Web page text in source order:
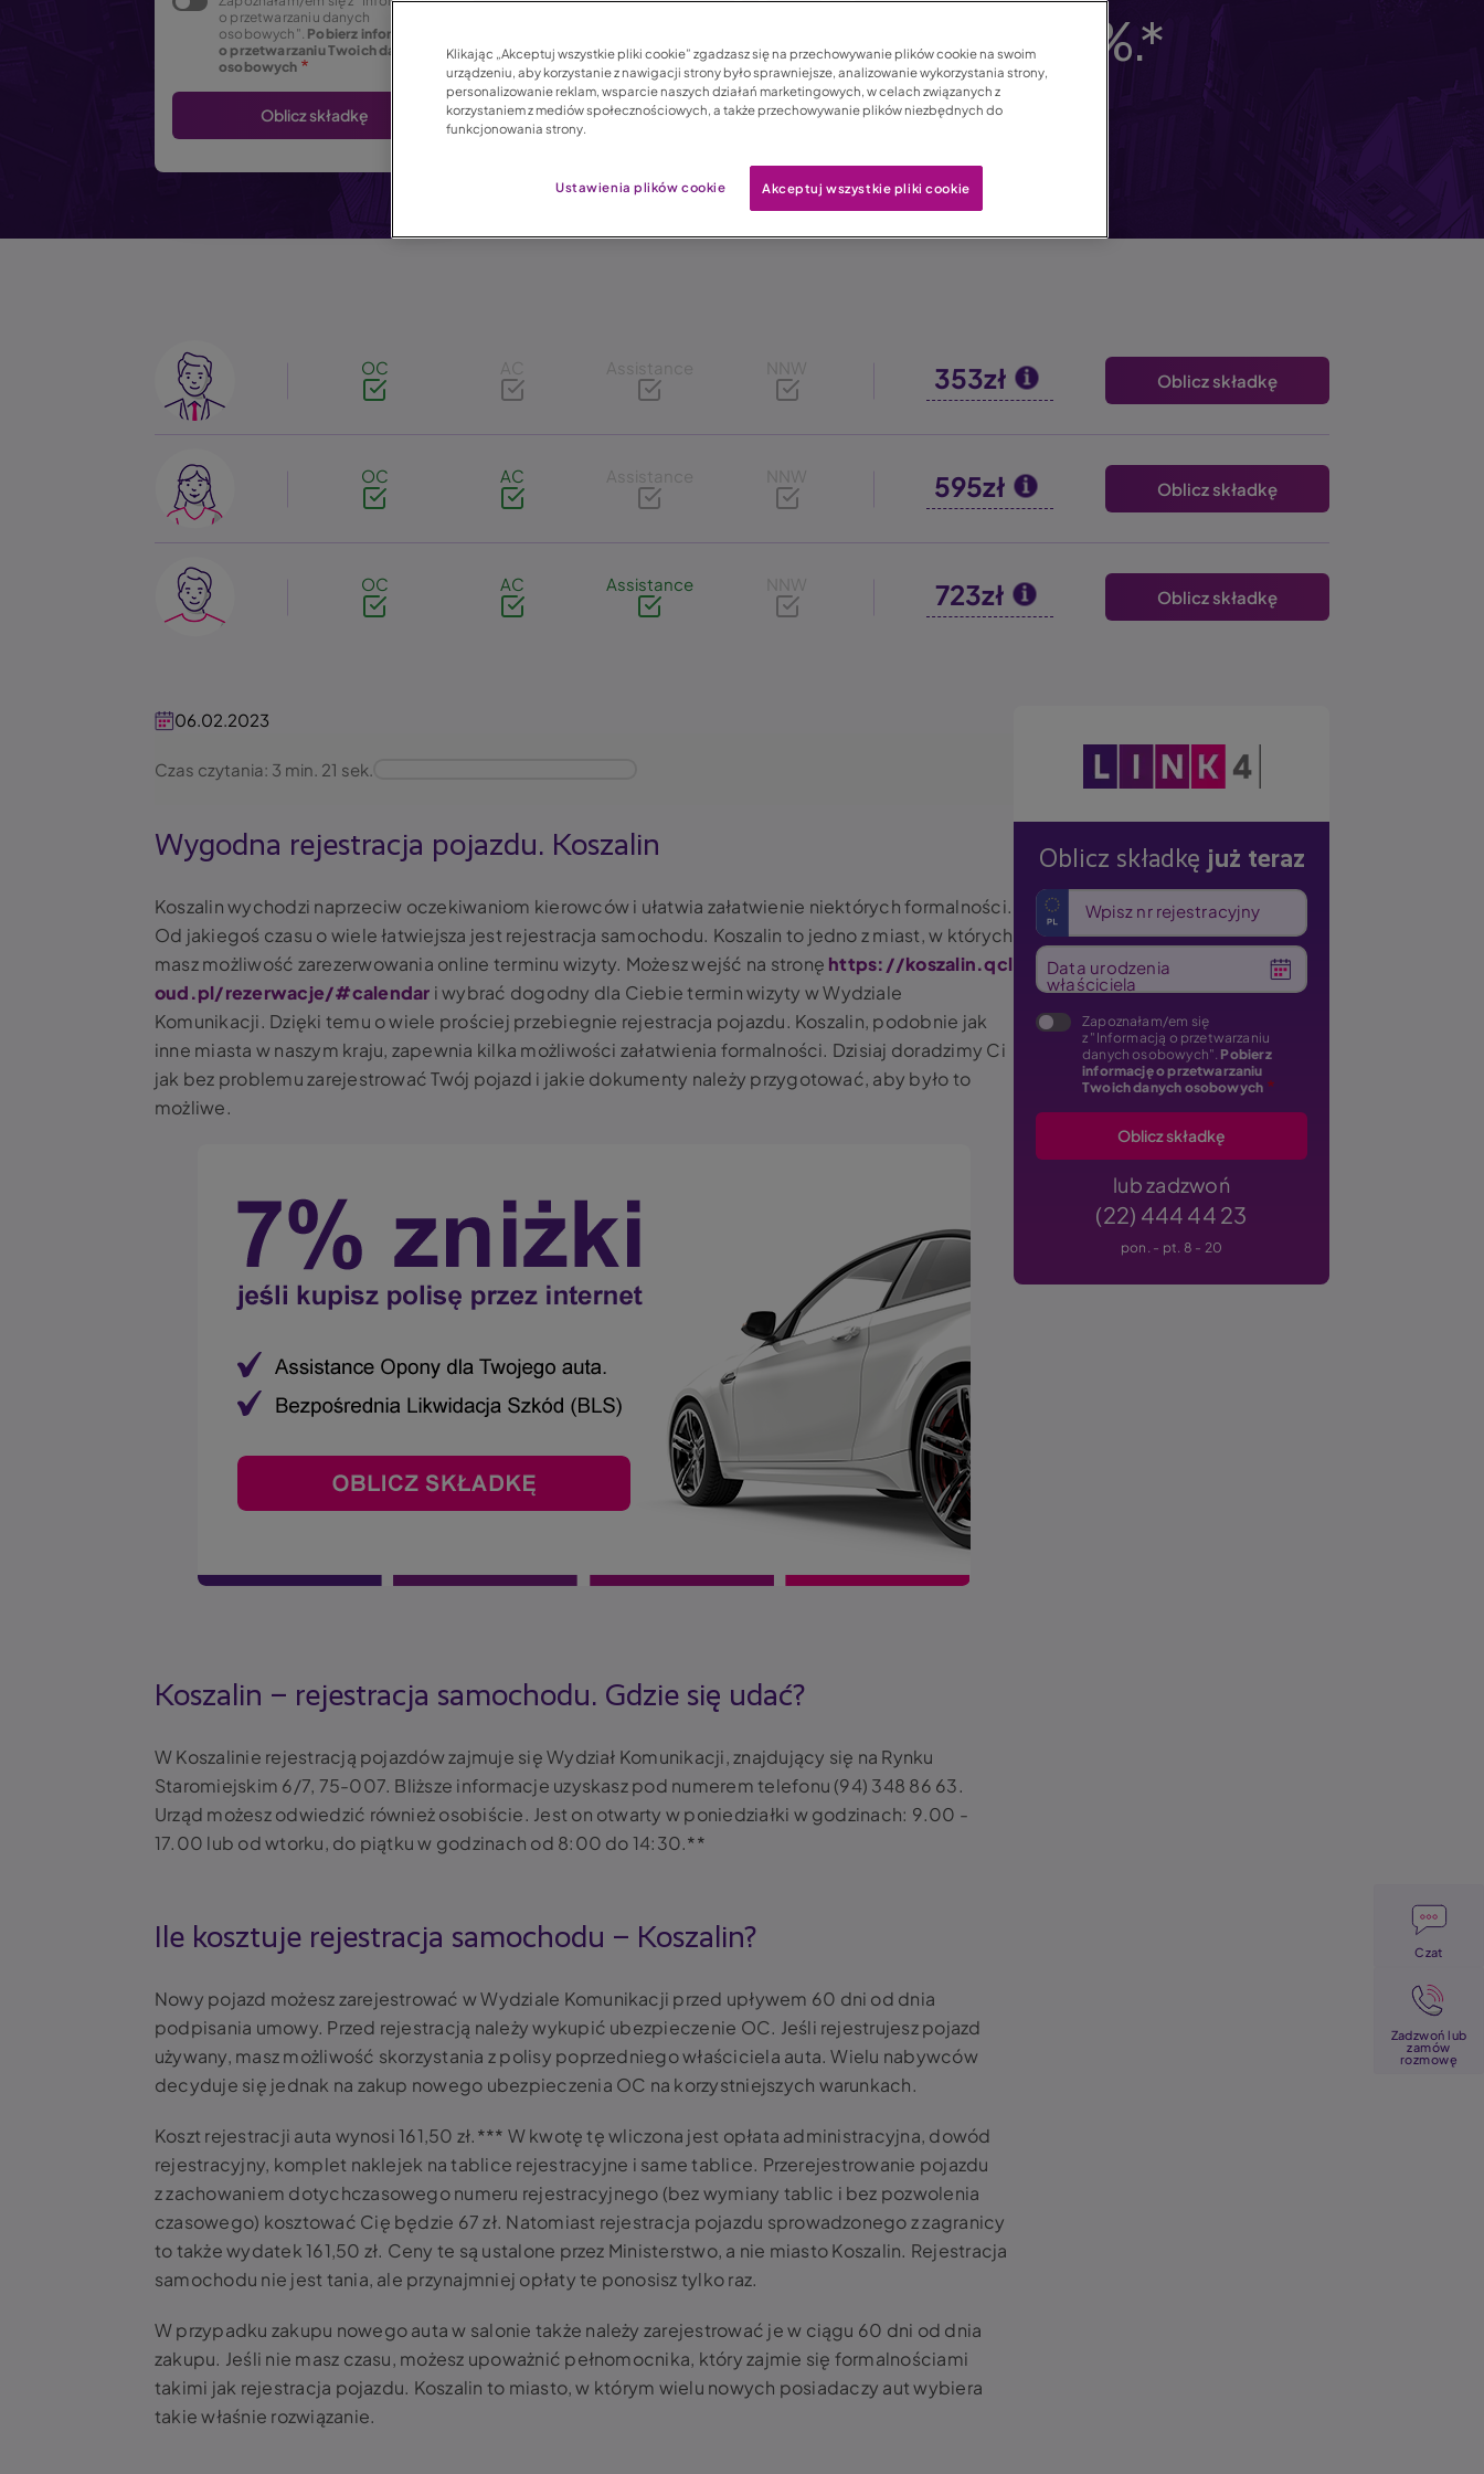
o przetwarzaniu danych
osobowych". Pobierz informację
o przetwarzaniu Twoich danych
osobowych
możesz otrzymać zniżkę 7%.*
Image
OC AC Assistance NNW 353zł Oblicz składkę
Image
OC AC Assistance NNW 595zł Oblicz składkę
Image
OC AC Assistance NNW 723zł Oblicz składkę
06.02.2023
Czas czytania: 3 min. 21 sek.
Wygodna rejestracja pojazdu. Koszalin
Koszalin wychodzi naprzeciw oczekiwaniom kierowców i ułatwia załatwienie niektórych formalności.
Od jakiegoś czasu o wiele łatwiejsza jest rejestracja samochodu. Koszalin to jedno z miast, w których
masz możliwość zarezerwowania online terminu wizyty. Możesz wejść na stronę https://koszalin.qcl
oud.pl/rezerwacje/#calendar i wybrać dogodny dla Ciebie termin wizyty w Wydziale
Komunikacji. Dzięki temu o wiele prościej przebiegnie rejestracja pojazdu. Koszalin, podobnie jak
inne miasta w naszym kraju, zapewnia kilka możliwości załatwienia formalności. Dzisiaj doradzimy Ci
jak bez problemu zarejestrować Twój pojazd i jakie dokumenty należy przygotować, aby było to
możliwe.
Koszalin – rejestracja samochodu. Gdzie się udać?
W Koszalinie rejestracją pojazdów zajmuje się Wydział Komunikacji, znajdujący się na Rynku
Staromiejskim 6/7, 75-007. Bliższe informacje uzyskasz pod numerem telefonu (94) 348 86 63.
Urząd możesz odwiedzić również osobiście. Jest on otwarty w poniedziałki w godzinach: 9.00 -
17.00 lub od wtorku, do piątku w godzinach od 8:00 do 14:30.**
Ile kosztuje rejestracja samochodu – Koszalin?
Nowy pojazd możesz zarejestrować w Wydziale Komunikacji przed upływem 60 dni od dnia
podpisania umowy. Przed rejestracją należy wykupić ubezpieczenie OC. Jeśli rejestrujesz pojazd
używany, masz możliwość skorzystania z polisy poprzedniego właściciela auta. Wielu nabywców
decyduje się jednak na zakup nowego ubezpieczenia OC na korzystniejszych warunkach.
Koszt rejestracji auta wynosi 161,50 zł.*** W kwotę tę wliczona jest opłata administracyjna, dowód
rejestracyjny, komplet naklejek na tablice rejestracyjne i same tablice. Przerejestrowanie pojazdu
z zachowaniem dotychczasowego numeru rejestracyjnego (bez wymiany tablic i bez pozwolenia
czasowego) kosztować Cię będzie 67 zł. Natomiast rejestracja pojazdu sprowadzonego z zagranicy
to także wydatek 161,50 zł. Ceny te są ustalone przez Ministerstwo, a nie miastoKoszalin. Rejestracja
samochodu nie jest tania, ale przynajmniej opłaty te ponosisz tylko raz.
W przypadku zakupu nowego auta w salonie także należy zarejestrować je w ciągu 60 dni od dnia
zakupu. Jeśli nie masz czasu, możesz upoważnić pełnomocnika, który zajmie się formalnościami
takimi jak rejestracja pojazdu. Koszalin to miasto, w którym wielu nowych posiadaczy aut wybiera
takie właśnie rozwiązanie.
Obraz
Oblicz składkę już teraz
Wpisz nr rejestracyjny
Data urodzenia
właściciela
Zapoznałam/em się
z "Informacją o przetwarzaniu
danych osobowych". Pobierz
informację o przetwarzaniu
Twoich danych osobowych
lub zadzwoń
(22) 444 44 23
pon. - pt. 8 - 20
Czat
Zadzwoń lub
zamów
rozmowę
Klikając „Akceptuj wszystkie pliki cookie” zgadzasz się na przechowywanie plików cookie na swoim
urządzeniu, aby korzystanie z nawigacji strony było sprawniejsze, analizowanie wykorzystania strony,
personalizowanie reklam, wsparcie naszych działań marketingowych, w celach związanych z
korzystaniem z mediów społecznościowych, a także przechowywanie plików niezbędnych do
funkcjonowania strony.
Ustawienia plików cookie Akceptuj wszystkie pliki cookie